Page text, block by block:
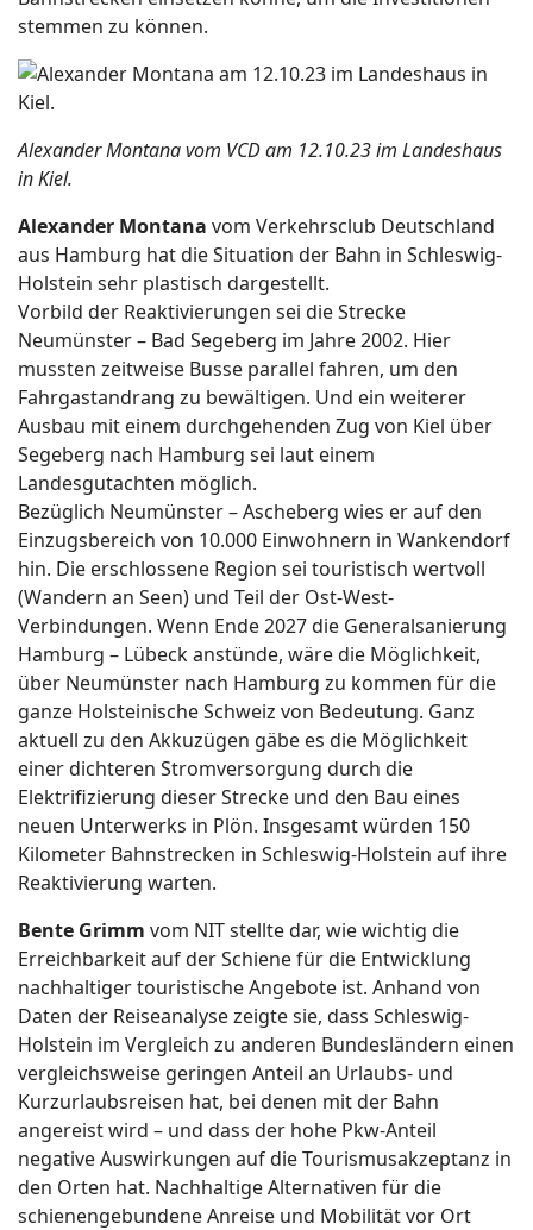
stemmen zu können.
Alexander Montana vom VCD am 12.10.23 im Landeshaus
in Kiel.
Alexander Montana vom Verkehrsclub Deutschland
aus Hamburg hat die Situation der Bahn in Schleswig-
Holstein sehr plastisch dargestellt.
Vorbild der Reaktivierungen sei die Strecke
Neumünster – Bad Segeberg im Jahre 2002. Hier
mussten zeitweise Busse parallel fahren, um den
Fahrgastandrang zu bewältigen. Und ein weiterer
Ausbau mit einem durchgehenden Zug von Kiel über
Segeberg nach Hamburg sei laut einem
Landesgutachten möglich.
Bezüglich Neumünster – Ascheberg wies er auf den
Einzugsbereich von 10.000 Einwohnern in Wankendorf
hin. Die erschlossene Region sei touristisch wertvoll
(Wandern an Seen) und Teil der Ost-West-
Verbindungen. Wenn Ende 2027 die Generalsanierung
Hamburg – Lübeck anstünde, wäre die Möglichkeit,
über Neumünster nach Hamburg zu kommen für die
ganze Holsteinische Schweiz von Bedeutung. Ganz
aktuell zu den Akkuzügen gäbe es die Möglichkeit
einer dichteren Stromversorgung durch die
Elektrifizierung dieser Strecke und den Bau eines
neuen Unterwerks in Plön. Insgesamt würden 150
Kilometer Bahnstrecken in Schleswig-Holstein auf ihre
Reaktivierung warten.
Bente Grimm vom NIT stellte dar, wie wichtig die
Erreichbarkeit auf der Schiene für die Entwicklung
nachhaltiger touristische Angebote ist. Anhand von
Daten der Reiseanalyse zeigte sie, dass Schleswig-
Holstein im Vergleich zu anderen Bundesländern einen
vergleichsweise geringen Anteil an Urlaubs- und
Kurzurlaubsreisen hat, bei denen mit der Bahn
angereist wird – und dass der hohe Pkw-Anteil
negative Auswirkungen auf die Tourismusakzeptanz in
den Orten hat. Nachhaltige Alternativen für die
schienengebundene Anreise und Mobilität vor Ort